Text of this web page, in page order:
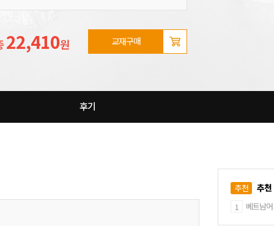
22,410원 교재구매
장바구니
후기
추천 추천
1 베트남